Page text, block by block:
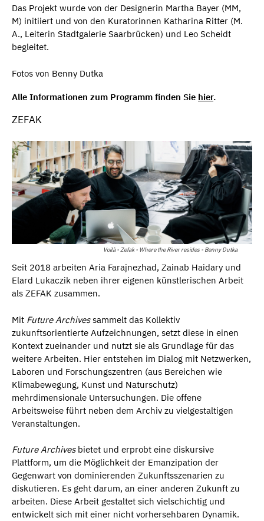
Das Projekt wurde von der Designerin Martha Bayer (MM,
M) initiiert und von den Kurator­innen Katharina Ritter (M.
A., Leiterin Stadt­galerie Saar­brücken) und Leo Scheidt
begleitet.
Fotos von Benny Dutka
Alle Informationen zum Programm finden Sie hier.
ZEFAK
Voilà - Zefak - Where the River resides - Benny Dutka
Seit 2018 arbeiten Aria Farajnezhad, Zainab Haidary und
Elard Lukaczik neben ihrer eigenen künstlerischen Arbeit
als ZEFAK zusammen.
Mit Future Archivessammelt das Kollektiv
zukunftsorientierte Aufzeichnungen, setzt diese in einen
Kontext zueinander und nutzt sie als Grundlage für das
weitere Arbeiten. Hier entstehen im Dialog mit Netzwerken,
Laboren und Forschungszentren (aus Bereichen wie
Klimabewegung, Kunst und Naturschutz)
mehrdimensionale Untersuchungen. Die offene
Arbeitsweise führt neben dem Archiv zu vielgestaltigen
Veranstaltungen.
Future Archivesbietet und erprobt eine diskursive
Plattform, um die Möglichkeit der Emanzipation der
Gegenwart von dominierenden Zukunftsszenarien zu
diskutieren. Es geht darum, an einer anderen Zukunft zu
arbeiten. Diese Arbeit gestaltet sich vielschichtig und
entwickelt sich mit einer nicht vorhersehbaren Dynamik.